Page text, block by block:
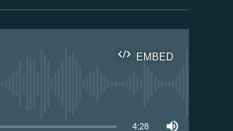
EMBED
4:28